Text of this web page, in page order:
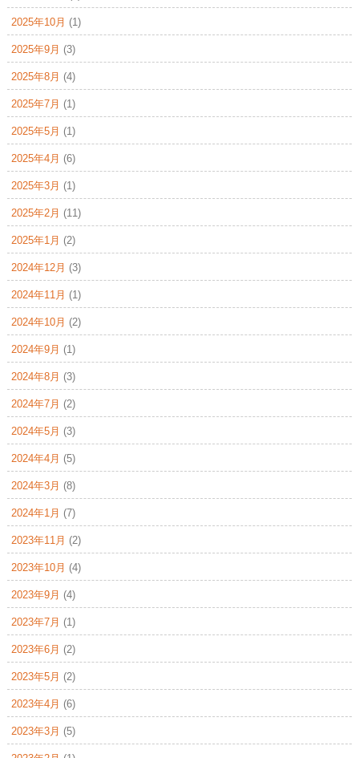
2025年10月 (1)
2025年9月 (3)
2025年8月 (4)
2025年7月 (1)
2025年5月 (1)
2025年4月 (6)
2025年3月 (1)
2025年2月 (11)
2025年1月 (2)
2024年12月 (3)
2024年11月 (1)
2024年10月 (2)
2024年9月 (1)
2024年8月 (3)
2024年7月 (2)
2024年5月 (3)
2024年4月 (5)
2024年3月 (8)
2024年1月 (7)
2023年11月 (2)
2023年10月 (4)
2023年9月 (4)
2023年7月 (1)
2023年6月 (2)
2023年5月 (2)
2023年4月 (6)
2023年3月 (5)